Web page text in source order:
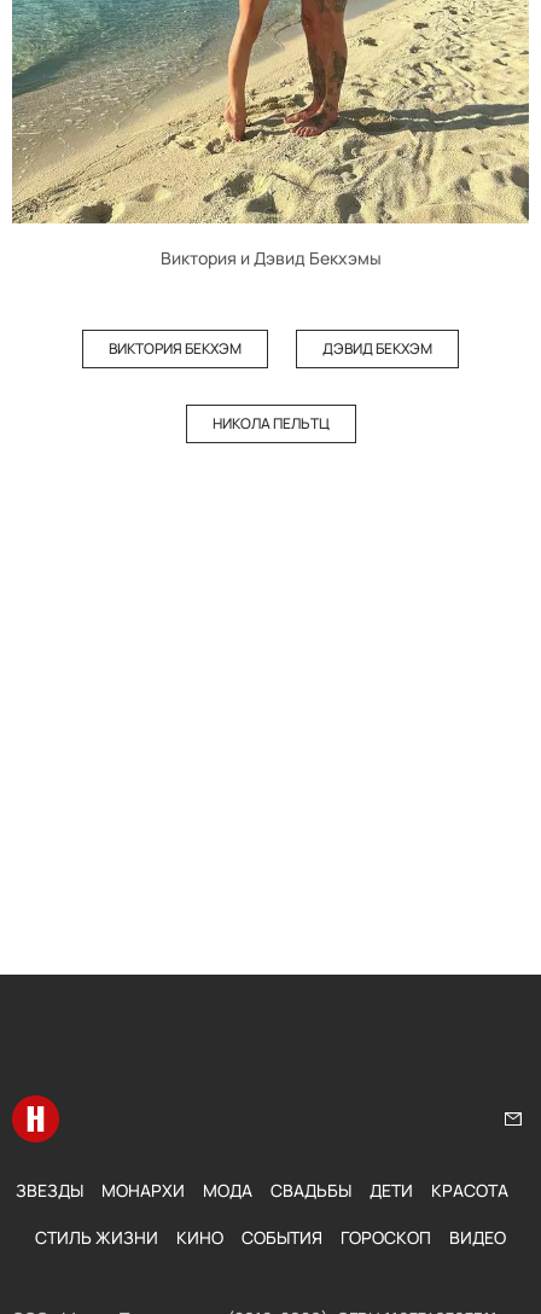
Виктория и Дэвид Бекхэмы
ВИКТОРИЯ БЕКХЭМ ДЭВИД БЕКХЭМ
НИКОЛА ПЕЛЬТЦ
Перейти на главную
ЗВЕЗДЫ МОНАРХИ МОДА СВАДЬБЫ ДЕТИ КРАСОТА
СТИЛЬ ЖИЗНИ КИНО СОБЫТИЯ ГОРОСКОП ВИДЕО